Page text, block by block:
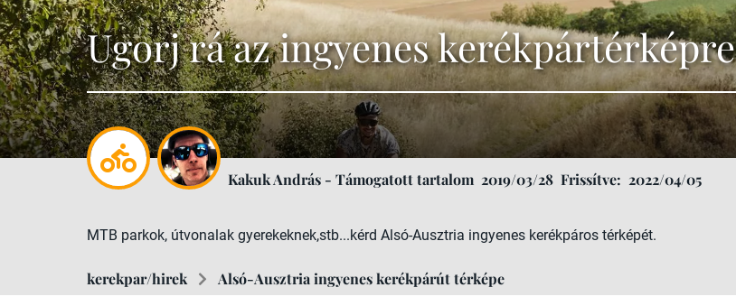
Ugorj rá az ingyenes kerékpártérképre
Kakuk András - Támogatott tartalom 2019/03/28 Frissítve: 2022/04/05
MTB parkok, útvonalak gyerekeknek,stb...kérd Alsó-Ausztria ingyenes kerékpáros térképét.
kerekpar/hirek Alsó-Ausztria ingyenes kerékpárút térképe